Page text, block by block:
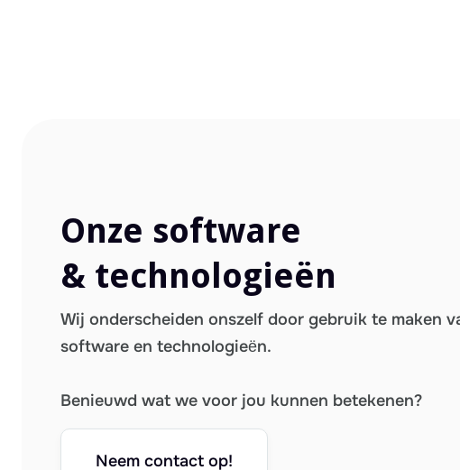
Onze software
& technologieën
Wij onderscheiden onszelf door gebruik te maken
software en technologieën.
Benieuwd wat we voor jou kunnen betekenen?
Neem contact op!